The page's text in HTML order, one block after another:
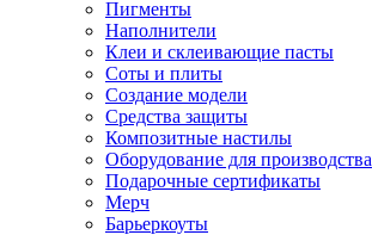
Пигменты
Наполнители
Клеи и склеивающие пасты
Соты и плиты
Создание модели
Средства защиты
Композитные настилы
Оборудование для производства
Подарочные сертификаты
Мерч
Барьеркоуты